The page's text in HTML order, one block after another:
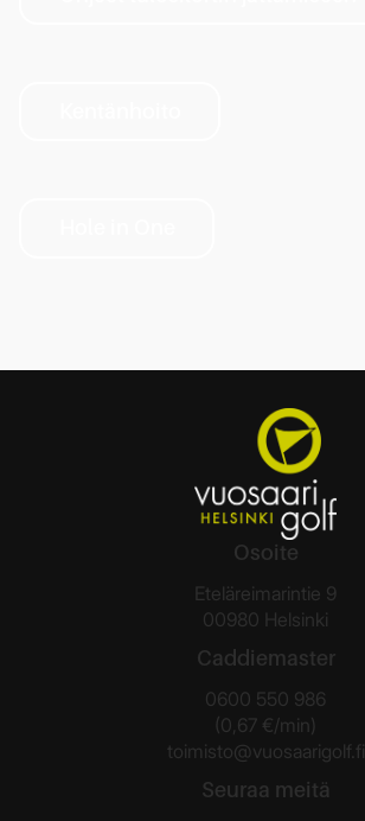
Osoite
Eteläreimarintie 9
00980 Helsinki
Caddiemaster
0600 550 986
(0,67 €/min)
toimisto@vuosaarigolf.fi
Seuraa meitä